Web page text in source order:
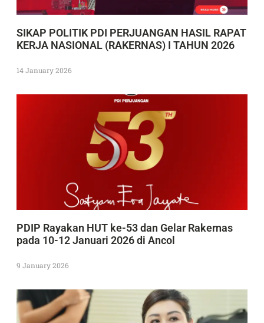
SIKAP POLITIK PDI PERJUANGAN HASIL RAPAT
KERJA NASIONAL (RAKERNAS) I TAHUN 2026
14 January 2026
PDIP Rayakan HUT ke-53 dan Gelar Rakernas
pada 10-12 Januari 2026 di Ancol
9 January 2026